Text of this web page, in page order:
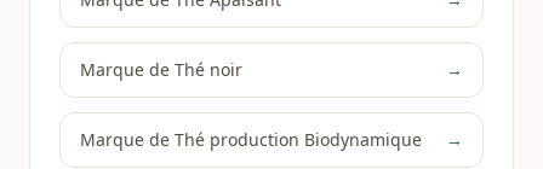
Marque de Thé noir →
Marque de Thé production Biodynamique →